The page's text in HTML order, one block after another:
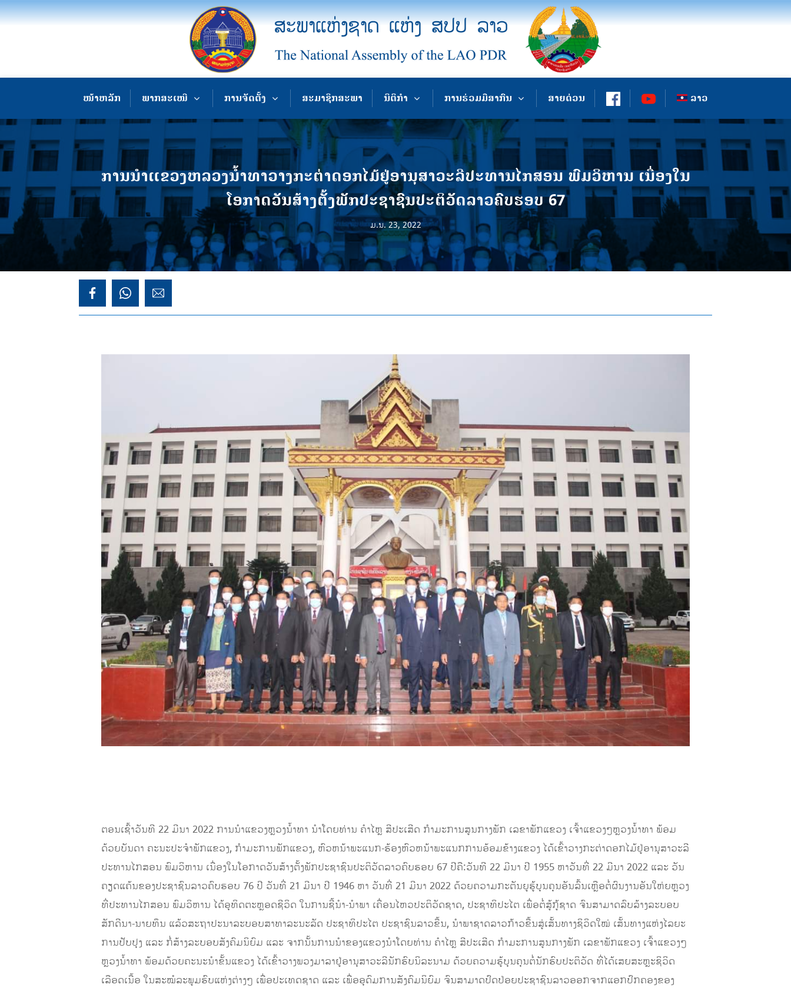
ໜ້າຫລັກ ພາກສະເໜີ ການຈັດຕັ້ງ ສະມາຊິກສະພາ ນິຕິກຳ ການຮ່ວມມືສາກົນ ສາຍດ່ວນ ລາວ
ການນຳແຂວງຫລວງນ້ຳທາວາງກະຕ່າດອກໄມ້ຢູ່ອານຸສາວະລີປະທານໄກສອນ ພົມວິຫານ ເນື່ອງໃນ
ໂອກາດວັນສ້າງຕັ້ງພັກປະຊາຊົນປະຕິວັດລາວຄົບຮອບ 67
ມ.ນ. 23, 2022
ຕອນເຊົ້າວັນທີ 22 ມີນາ 2022 ການນໍາແຂວງຫຼວງນໍ້າທາ ນໍາໂດຍທ່ານ ຄໍາໄຫຼ ສີປະເສີດ ກໍາມະການສູນກາງພັກ ເລຂາພັກແຂວງ ເຈົ້າແຂວງໆຫຼວງນໍ້າທາ ພ້ອມ
ດ້ວຍບັນດາ ຄະນະປະຈໍາພັກແຂວງ, ກໍາມະການພັກແຂວງ, ຫົວຫນ້າພະແນກ-ຮ້ອງຫົວຫນ້າພະແນກການອ້ອມຂ້າງແຂວງ ໄດ້ເຂົ້າວາງກະຕ່າດອກໄມ້ຢູ່ອານຸສາວະລີ
ປະທານໄກສອນ ພົມວິຫານ ເນື່ອງໃນໂອກາດວັນສ້າງຕັ້ງພັກປະຊາຊົນປະຕິວັດລາວຄົບຮອບ 67 ປີຄື:ວັນທີ 22 ມີນາ ປີ 1955 ຫາວັນທີ່ 22 ມີນາ 2022 ແລະ ວັນ
ຄຽດແຄ້ນຂອງປະຊາຊົນລາວຄົບຮອບ 76 ປີ ວັນທີ່ 21 ມີນາ ປີ 1946 ຫາ ວັນທີ່ 21 ມີນາ 2022 ດ້ວຍຄວາມກະຕັນຍູຮູ້ບຸນຄຸນອັນລົ້ນເຫຼືອຕໍ່ຜົນງານອັນໃຫ່ຍຫຼວງ
ທີ່ປະທານໄກສອນ ພົມວິຫານ ໄດ້ອຸທິດຕະຫຼອດຊີວິດ ໃນການຊີ້ນໍາ-ນໍາພາ ເຄື່ອນໄຫວປະຕິວັດຊາດ, ປະຊາທິປະໄຕ ເພື່ອຕໍ່ສູ້ກູ້ຊາດ ຈົນສາມາດລົບລ້າງລະບອບ
ສັກດີນາ-ນາຍທຶນ ແລ້ວສະຖາປະນາລະບອບສາທາລະນະລັດ ປະຊາທິປະໄຕ ປະຊາຊົນລາວຂື້ນ, ນໍາພາຊາດລາວກ້າວຂື້ນສູ່ເສັ້ນທາງຊິວິດໃໝ່ ເສັ້ນທາງແຫ່ງໄລຍະ
ການປັບປຸງ ແລະ ກໍ່ສ້າງລະບອບສັງຄົມນິຍົມ ແລະ ຈາກນັ້ນການນໍາຂອງແຂວງນໍາໂດຍທ່ານ ຄໍາໄຫຼ ສີປະເສີດ ກຳມະການສູນກາງພັກ ເລຂາພັກແຂວງ ເຈົ້າແຂວງໆ
ຫຼວງນໍ້າທາ ພ້ອມດ້ວຍຄະນະນໍາຂັ້ນແຂວງ ໄດ້ເຂົ້າວາງພວງມາລາຢູ່ອານຸສາວະລີນັກຮົບນິລະນາມ ດ້ວຍຄວາມຮູ້ບຸນຄຸນຕໍ່ນັກຮົບປະຕິວັດ ທີ່ໄດ້ເສຍສະຫຼະຊິວິດ
ເລືອດເນື້ອ ໃນສະໝໍລະພູມຮົບແຫ່ງຕ່າງໆ ເພື່ອປະເທດຊາດ ແລະ ເພື່ອອຸດົມການສັງຄົມນິຍົມ ຈົນສາມາດປົດປ່ອຍປະຊາຊົນລາວອອກຈາກແອກປົກຄອງຂອງ